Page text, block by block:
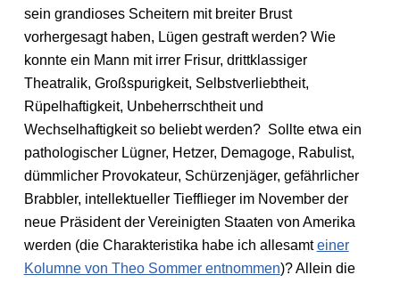
sein grandioses Scheitern mit breiter Brust
vorhergesagt haben, Lügen gestraft werden? Wie
konnte ein Mann mit irrer Frisur, drittklassiger
Theatralik, Großspurigkeit, Selbstverliebtheit,
Rüpelhaftigkeit, Unbeherrschtheit und
Wechselhaftigkeit so beliebt werden? Sollte etwa ein
pathologischer Lügner, Hetzer, Demagoge, Rabulist,
dümmlicher Provokateur, Schürzenjäger, gefährlicher
Brabbler, intellektueller Tiefflieger im November der
neue Präsident der Vereinigten Staaten von Amerika
werden (die Charakteristika habe ich allesamteiner
Kolumne von Theo Sommer entnommen)? Allein die